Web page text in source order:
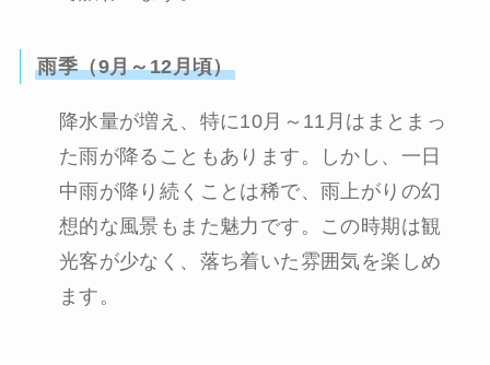
雨季（9月～12月頃）
降水量が増え、特に10月～11月はまとまっ
た雨が降ることもあります。しかし、一日
中雨が降り続くことは稀で、雨上がりの幻
想的な風景もまた魅力です。この時期は観
光客が少なく、落ち着いた雰囲気を楽しめ
ます。